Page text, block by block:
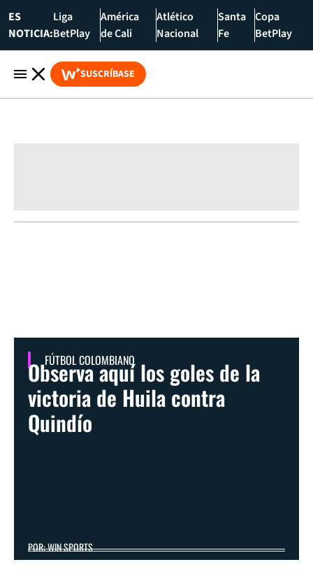
ES
NOTICIA:
Liga
BetPlay
América
de Cali
Atlético
Nacional
Santa
Fe
Copa
BetPlay
SUSCRÍBASE
FÚTBOL COLOMBIANO
Observa aquí los goles de la
victoria de Huila contra
Quindío
POR: WIN SPORTS